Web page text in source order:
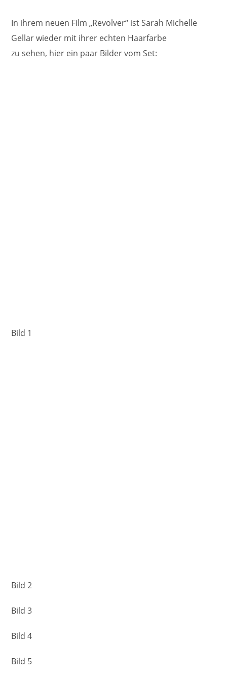
In ihrem neuen Film „Revolver“ ist Sarah Michelle
Gellar wieder mit ihrer echten Haarfarbe
zu sehen, hier ein paar Bilder vom Set:
Bild 1
Bild 2
Bild 3
Bild 4
Bild 5